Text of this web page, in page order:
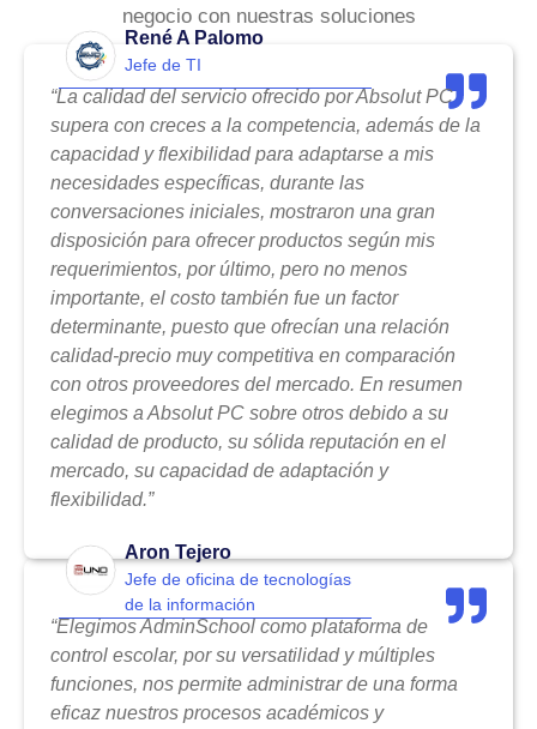
negocio con nuestras soluciones
René A Palomo
Jefe de TI
“La calidad del servicio ofrecido por Absolut PC
supera con creces a la competencia, además de la
capacidad y flexibilidad para adaptarse a mis
necesidades específicas, durante las
conversaciones iniciales, mostraron una gran
disposición para ofrecer productos según mis
requerimientos, por último, pero no menos
importante, el costo también fue un factor
determinante, puesto que ofrecían una relación
calidad-precio muy competitiva en comparación
con otros proveedores del mercado. En resumen
elegimos a Absolut PC sobre otros debido a su
calidad de producto, su sólida reputación en el
mercado, su capacidad de adaptación y
flexibilidad.”
Aron Tejero
Jefe de oficina de tecnologías
de la información
“Elegimos AdminSchool como plataforma de
control escolar, por su versatilidad y múltiples
funciones, nos permite administrar de una forma
eficaz nuestros procesos académicos y